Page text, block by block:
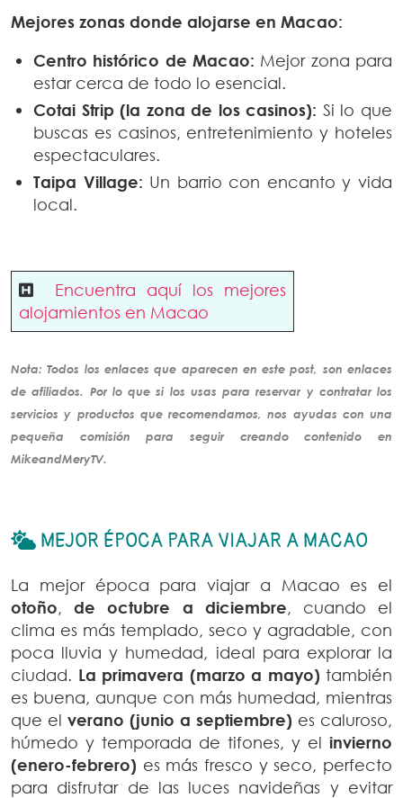
Mejores zonas donde alojarse en Macao:
Centro histórico de Macao: Mejor zona para
estar cerca de todo lo esencial.
Cotai Strip (la zona de los casinos): Si lo que
buscas es casinos, entretenimiento y hoteles
espectaculares.
Taipa Village: Un barrio con encanto y vida
local.
Encuentra aquí los mejores
alojamientos en Macao
Nota: Todos los enlaces que aparecen en este post, son enlaces
deafiliados. Por lo que si los usas para reservar y contratar los
servicios y productos que recomendamos, nos ayudas con una
pequeña comisión para seguir creandocontenido en
MikeandMeryTV.
MEJOR ÉPOCA PARA VIAJAR A MACAO
La mejor época para viajar a Macao es el
otoño,de octubre a diciembre, cuando el
clima es más templado, seco y agradable, con
poca lluvia y humedad, ideal para explorar la
ciudad. La primavera (marzo a mayo) también
es buena, aunque con más humedad, mientras
que el verano (junio a septiembre) es caluroso,
húmedo y temporada de tifones, y el invierno
(enero-febrero) es más fresco y seco, perfecto
para disfrutar de las luces navideñas y evitar